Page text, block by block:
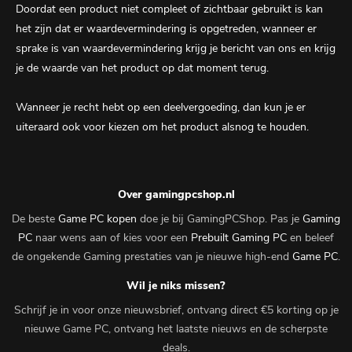
Doordat een product niet compleet of zichtbaar gebruikt is kan
het zijn dat er waardevermindering is opgetreden, wanneer er
sprake is van waardevermindering krijg je bericht van ons en krijg
je de waarde van het product op dat moment terug.
Wanneer je recht hebt op een deelvergoeding, dan kun je er
uiteraard ook voor kiezen om het product alsnog te houden.
Over gamingpcshop.nl
De beste Game PC kopen doe je bij GamingPCShop. Pas je Gaming
PC naar wens aan of kies voor een Prebuilt Gaming PC en beleef
de ongekende Gaming prestaties van je nieuwe high-end Game PC.
Wil je niks missen?
Schrijf je in voor onze nieuwsbrief, ontvang direct €5 korting op je
nieuwe Game PC, ontvang het laatste nieuws en de scherpste
deals.